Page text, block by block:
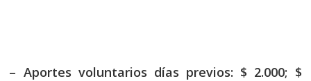
– Aportes voluntarios días previos: $ 2.000; $